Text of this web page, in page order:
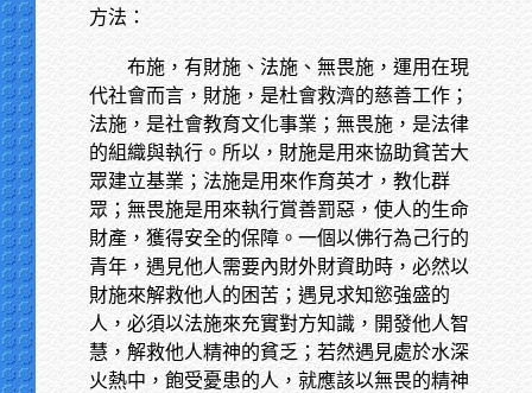
方法：
布施，有財施、法施、無畏施，運用在現
代社會而言，財施，是杜會救濟的慈善工作；
法施，是社會教育文化事業；無畏施，是法律
的組織與執行。所以，財施是用來協助貧苦大
眾建立基業；法施是用來作育英才，教化群
眾；無畏施是用來執行賞善罰惡，使人的生命
財產，獲得安全的保障。一個以佛行為己行的
青年，遇見他人需要內財外財資助時，必然以
財施來解救他人的困苦；遇見求知慾強盛的
人，必須以法施來充實對方知識，開發他人智
慧，解救他人精神的貧乏；若然遇見處於水深
火熱中，飽受憂患的人，就應該以無畏的精神